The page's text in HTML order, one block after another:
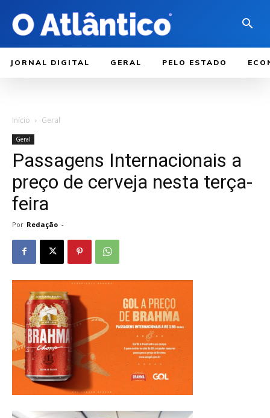
JORNAL DIGITAL GERAL PELO ESTADO
Início Geral
Geral
Passagens Internacionais a
preço de cerveja nesta terça-
feira
Por Redação -